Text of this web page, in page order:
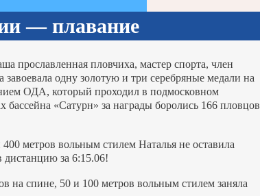
— плавание
прославленная пловчиха, мастер спорта, член
одну золотую и три серебряные медали на
ОДА, который проходил в подмосковном
«Сатурн» за награды боролись 166 пловцов
метров вольным стилем Наталья не оставила
за 6:15.06!
на спине, 50 и 100 метров вольным стилем заняла